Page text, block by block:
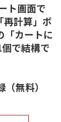
ト画面で
再計算」ボ
「カートに
で結構で
無料）